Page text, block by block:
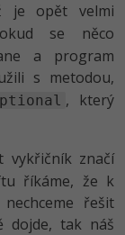
je opět velmi
se něco
a program
s metodou,
, který
vykřičník značí
říkáme, že k
řešit
dojde, tak náš